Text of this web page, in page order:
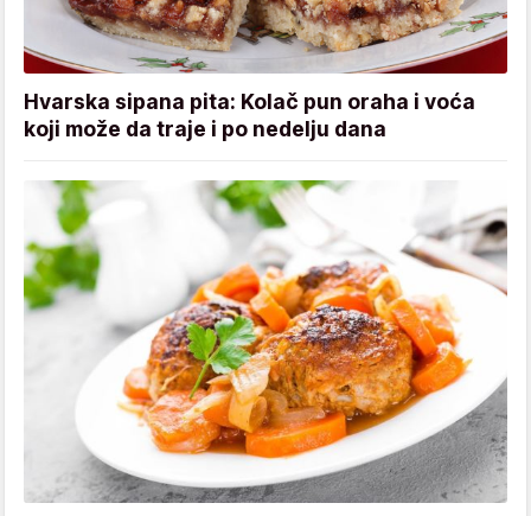
Hvarska sipana pita: Kolač pun oraha i voća
koji može da traje i po nedelju dana